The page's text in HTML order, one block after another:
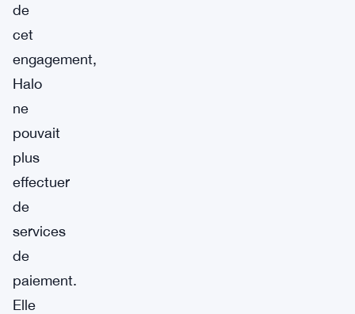
de
cet
engagement,
Halo
ne
pouvait
plus
effectuer
de
services
de
paiement.
Elle